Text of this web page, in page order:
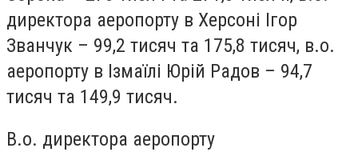
директора аеропорту в Херсоні Ігор
Званчук – 99,2 тисяч та 175,8 тисяч, в.о.
аеропорту в Ізмаїлі Юрій Радов – 94,7
тисяч та 149,9 тисяч.
В.о. директора аеропорту